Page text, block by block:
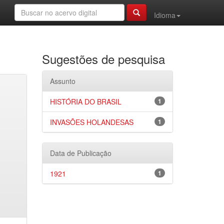
Idioma
Sugestões de pesquisa
Assunto
1
HISTÓRIA DO BRASIL
1
INVASÕES HOLANDESAS
Data de Publicação
1
1921